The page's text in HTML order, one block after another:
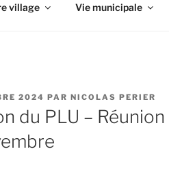
village Vie municipale
2024 PAR NICOLAS PERIER
du PLU –